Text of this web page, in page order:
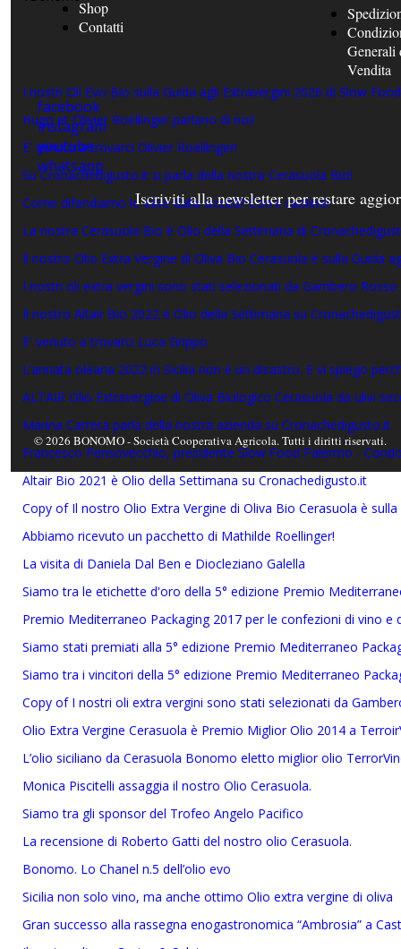
Generali
Vendita
Shop
Contatti
I nostri Oli Evo Bio sulla Guida agli Extravergini 2026 di Slow
Hugo et Olivier Roellinger parlano di noi!
E' venuto a trovarci Olivier Roellinger!
Su Cronachedigusto.it si parla della nostra Cerasuola Bio!
Come difendiamo le olive dalla siccità? Con il caolino!
La nostra Cerasuola Bio è Olio della Settimana di
Il nostro Olio Extra Vergine di Oliva Bio Cerasuola è sulla Guida
I nostri oli extra vergini sono stati selezionati da Gambero Rosso
Il nostro Altair Bio 2022 è Olio della Settimana su
E' venuto a trovarci Luca Grippo
L’annata olearia 2022 in Sicilia non è un disastro. E vi spiego
ALTAIR Olio Extravergine di Oliva Biologico Cerasuola da ulivi
Marina Carrera parla della nostra azienda su Cronachedigusto.it
Francesco Pensovecchio, presidente Slow Food Palermo -
Altair Bio 2021 è Olio della Settimana su Cronachedigusto.it
Copy of Il nostro Olio Extra Vergine di Oliva Bio Cerasuola è
Abbiamo ricevuto un pacchetto di Mathilde Roellinger!
La visita di Daniela Dal Ben e Diocleziano Galella
Siamo tra le etichette d'oro della 5° edizione Premio
Premio Mediterraneo Packaging 2017 per le confezioni di vino e
Siamo stati premiati alla 5° edizione Premio Mediterraneo
Siamo tra i vincitori della 5° edizione Premio Mediterraneo
Copy of I nostri oli extra vergini sono stati selezionati da
Olio Extra Vergine Cerasuola è Premio Miglior Olio 2014 a
L’olio siciliano da Cerasuola Bonomo eletto miglior olio
Monica Piscitelli assaggia il nostro Olio Cerasuola.
Siamo tra gli sponsor del Trofeo Angelo Pacifico
La recensione di Roberto Gatti del nostro olio Cerasuola.
Bonomo. Lo Chanel n.5 dell’olio evo
Sicilia non solo vino, ma anche ottimo Olio extra vergine di oliva
Gran successo alla rassegna enogastronomica “Ambrosia” a
facebook
instagram
youtube
whatsapp
Iscriviti alla newsletter per restare
© 2026 BONOMO - Società Cooperativa Agricola. Tutti i diritti riservati.